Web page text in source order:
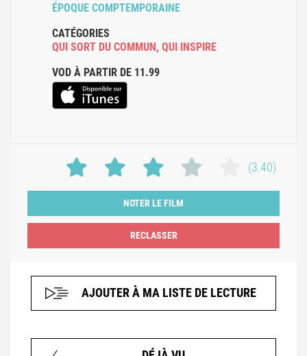
ÉPOQUE COMPTEMPORAINE
CATÉGORIES
QUI SORT DU COMMUN , QUI INSPIRE
VOD À PARTIR DE 11.99
(3.40)
NOTER LE FILM
AJOUTER À MA LISTE DE LECTURE